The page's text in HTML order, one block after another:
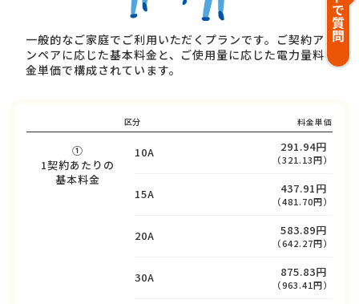
一般的なご家庭でご利用いただくプランです。ご契約ア
ンペアに応じた基本料金と、ご使用量に応じた電力量料
金単価で構成されています。
区分 料金単価
①
1契約あたりの
基本料金
10A 291.94円
（321.13円）
15A 437.91円
（481.70円）
20A 583.89円
（642.27円）
30A 875.83円
（963.41円）